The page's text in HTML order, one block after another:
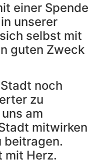
einer Spende
unserer
selbst mit
guten Zweck
noch
zu
am
mitwirken
beitragen.
mit Herz.